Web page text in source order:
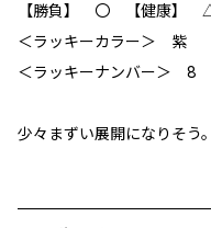
【勝負】 〇 【健康】
＜ラッキーカラー＞ 紫
＜ラッキーナンバー＞ 8
少々まずい展開になりそう